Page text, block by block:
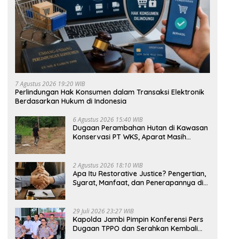
7 Agustus 2026 19:20 WIB
Perlindungan Hak Konsumen dalam Transaksi Elektronik
Berdasarkan Hukum di Indonesia
6 Agustus 2026 15:40 WIB
Dugaan Perambahan Hutan di Kawasan
Konservasi PT WKS, Aparat Masih
2 Agustus 2026 18:10 WIB
Apa Itu Restorative Justice? Pengertian,
Syarat, Manfaat, dan Penerapannya di
29 Juli 2026 23:27 WIB
Kapolda Jambi Pimpin Konferensi Pers
Dugaan TPPO dan Serahkan Kembali